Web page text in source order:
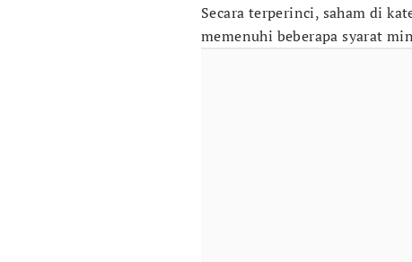
​Secara terperinci, saham di
memenuhi beberapa syarat